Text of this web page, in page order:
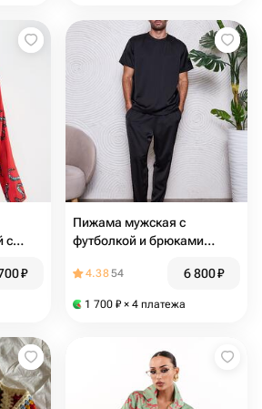
с
₽
Пижама мужская с
футболкой и брюками
4.3854 6 800₽
1 700 ₽ × 4 платежа